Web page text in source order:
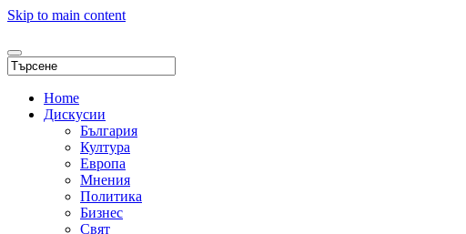
Skip to main content
Home
Дискусии
България
Култура
Европа
Мнения
Политика
Бизнес
Свят